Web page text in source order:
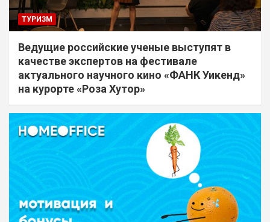
ТУРИЗМ
Ведущие российские ученые выступят в
качестве экспертов на фестивале
актуального научного кино «ФАНК Уикенд»
на курорте «Роза Хутор»